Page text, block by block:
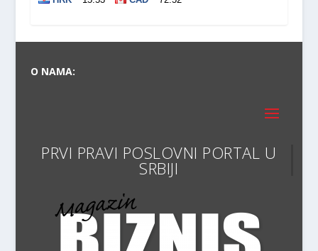
O NAMA:
PRVI PRAVI POSLOVNI PORTAL U